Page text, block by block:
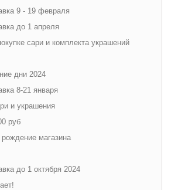
9 - 19 февраля
до 1 апреля
сари и комплекта украшений
дни 2024
8-21 января
и украшения
руб
магазина
до 1 октября 2024